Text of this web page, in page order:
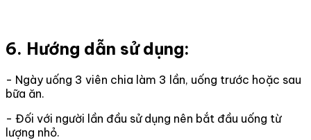
6. Hướng dẫn sử dụng:
- Ngày uống 3 viên chia làm 3 lần, uống trước hoặc sau
bữa ăn.
- Đối với người lần đầu sử dụng nên bắt đầu uống từ
lượng nhỏ.